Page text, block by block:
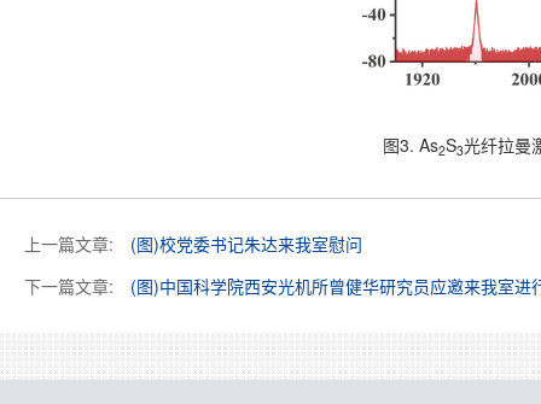
图3. As2S3光纤拉曼
上一篇文章:
(图)校党委书记朱达来我室慰问
下一篇文章:
(图)中国科学院西安光机所曾健华研究员应邀来我室进